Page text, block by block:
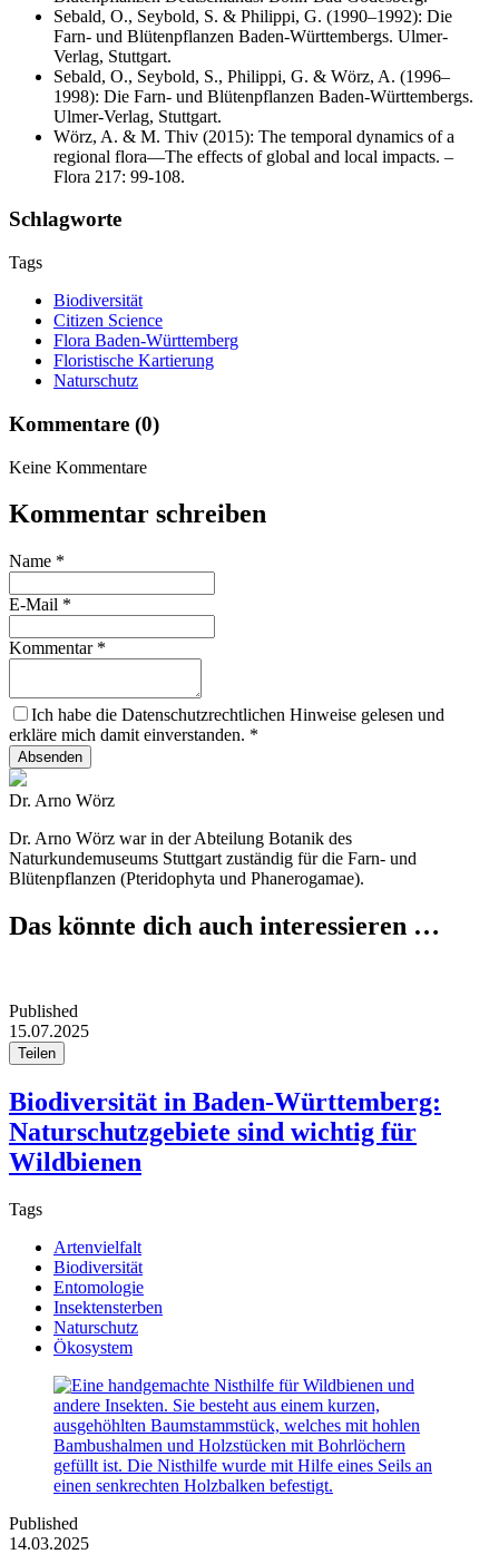
Sebald, O., Seybold, S. & Philippi, G. (1990–1992): Die
Farn- und Blütenpflanzen Baden-Württembergs. Ulmer-
Verlag, Stuttgart.
Sebald, O., Seybold, S., Philippi, G. & Wörz, A. (1996–
1998): Die Farn- und Blütenpflanzen Baden-Württembergs.
Ulmer-Verlag, Stuttgart.
Wörz, A. & M. Thiv (2015): The temporal dynamics of a
regional flora—The effects of global and local impacts. –
Flora 217: 99-108.
Schlagworte
Tags
Biodiversität
Citizen Science
Flora Baden-Württemberg
Floristische Kartierung
Naturschutz
Kommentare (0)
Keine Kommentare
Kommentar schreiben
Name *
E-Mail *
Kommentar *
Ich habe die Datenschutzrechtlichen Hinweise gelesen und
erkläre mich damit einverstanden. *
Absenden
Dr. Arno Wörz
Dr. Arno Wörz war in der Abteilung Botanik des
Naturkundemuseums Stuttgart zuständig für die Farn- und
Blütenpflanzen (Pteridophyta und Phanerogamae).
Das könnte dich auch interessieren …
Published
15.07.2025
Teilen
Biodiversität in Baden-Württemberg:
Naturschutzgebiete sind wichtig für
Wildbienen
Tags
Artenvielfalt
Biodiversität
Entomologie
Insektensterben
Naturschutz
Ökosystem
Published
14.03.2025